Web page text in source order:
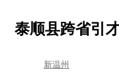
泰顺县跨省引
新温州